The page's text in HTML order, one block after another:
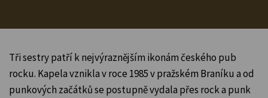
Tři sestry patří k nejvýraznějším ikonám českého pub
rocku. Kapela vznikla v roce 1985 v pražském Braníku a od
punkových začátků se postupně vydala přes rock a punk